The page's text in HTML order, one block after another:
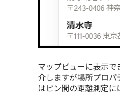
マップビューに表示
介しますが場所プロ
はピン間の距離測定に